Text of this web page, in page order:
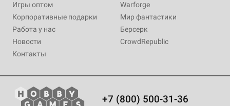
Игры оптом
Корпоративные подарки
Работа у нас
Новости
Контакты
Warforge
Мир фантастики
Берсерк
CrowdRepublic
+7 (800) 500-31-36